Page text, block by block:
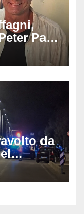
Pan
59
da
a